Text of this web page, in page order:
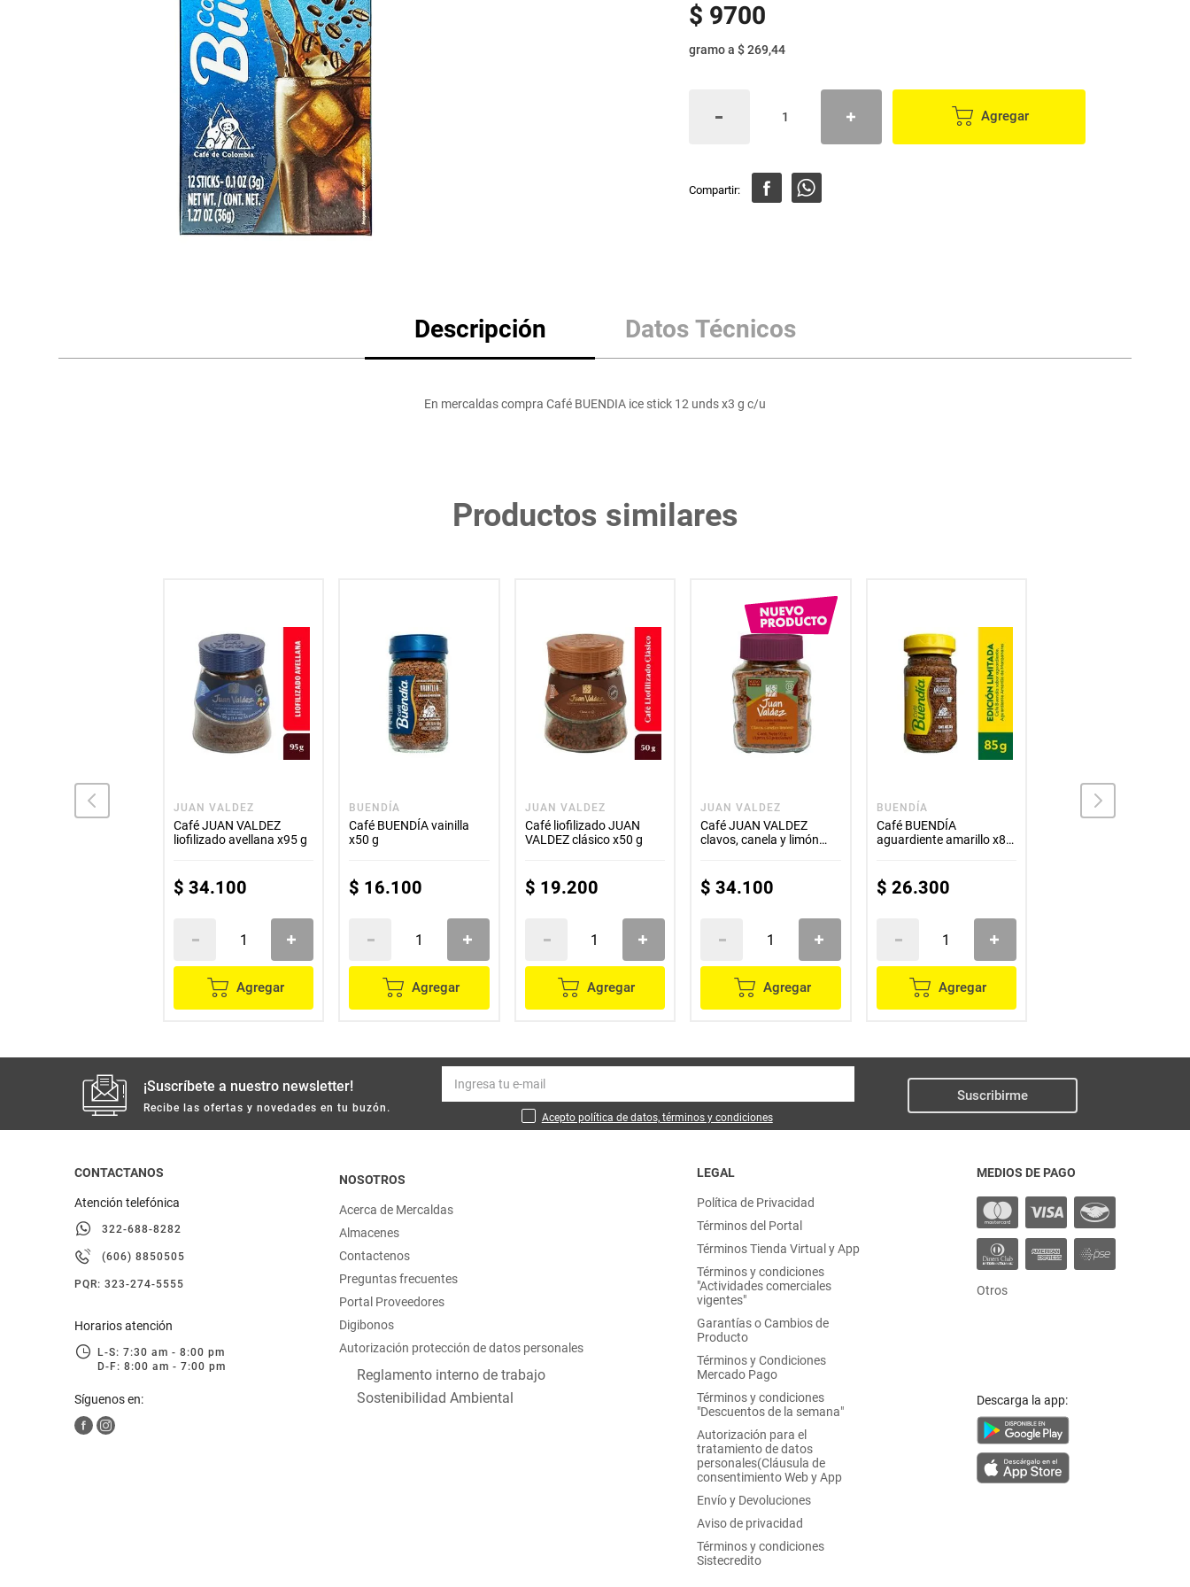
lácteos y refrigerados
otros
$ 9700
gramoa $ 269,44
Agregar
Descripción Datos Técnicos
En mercaldas compra Café BUENDIA ice stick 12 unds x3 g c/u
Productos similares
JUAN VALDEZ
Café JUAN VALDEZ
liofilizado avellana x95 g
$ 34.100
Agregar
BUENDÍA
Café BUENDÍA vainilla
x50 g
$ 16.100
Agregar
JUAN VALDEZ
Café liofilizado JUAN
VALDEZ clásico x50 g
$ 19.200
Agregar
JUAN VALDEZ
Café JUAN VALDEZ
clavos, canela y limón
$ 34.100
Agregar
BUENDÍA
Café BUENDÍA
aguardiente amarillo x85
$ 26.300
Agregar
¡Suscríbete a nuestro newsletter!
Recibe las ofertas y novedades en tu buzón.
Acepto política de datos, términos y condiciones
Suscribirme
CONTACTANOS
Atención telefónica
322-688-8282
(606) 8850505
PQR: 323-274-5555
Horarios atención
L-S: 7:30 am - 8:00 pm
D-F: 8:00 am - 7:00 pm
Síguenos en:
NOSOTROS
Acerca de Mercaldas
Almacenes
Contactenos
Preguntas frecuentes
Portal Proveedores
Digibonos
Autorización protección de datos personales
Reglamento interno de trabajo
Sostenibilidad Ambiental
LEGAL
Política de Privacidad
Términos del Portal
Términos Tienda Virtual y App
Términos y condiciones
"Actividades comerciales
vigentes"
Garantías o Cambios de
Producto
Términos y Condiciones
Mercado Pago
Términos y condiciones
"Descuentos de la semana"
Autorización para el
tratamiento de datos
personales(Cláusula de
consentimiento Web y App
Envío y Devoluciones
Aviso de privacidad
Términos y condiciones
Sistecredito
MEDIOS DE PAGO
Otros
Descarga la app:
Mantequilla